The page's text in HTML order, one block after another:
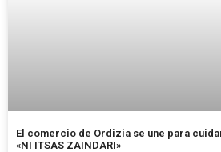
El comercio de Ordizia se une para
«NI ITSAS ZAINDARI»